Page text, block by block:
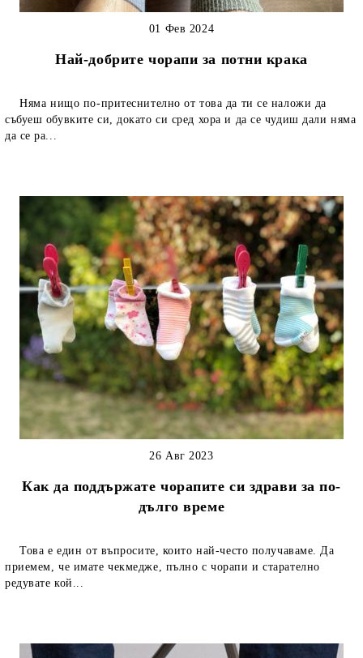
Най-добрите чорапи за потни крака
01 Фев 2024
Няма нищо по-притеснително от това да ти се наложи да
събуеш обувките си, докато си сред хора и да се чудиш дали няма
да се ра...
Как да поддържате чорапите си здрави за по-
дълго време
26 Авг 2023
Това е един от въпросите, които най-често получаваме. Да
приемем, че имате чекмедже, пълно с чорапи и старателно
редувате кой...